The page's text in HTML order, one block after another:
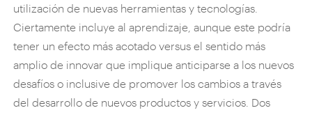
utilización de nuevas herramientas y tecnologías.
Ciertamente incluye al aprendizaje, aunque este podría
tener un efecto más acotado versus el sentido más
amplio de innovar que implique anticiparse a los nuevos
desafíos o inclusive de promover los cambios a través
del desarrollo de nuevos productos y servicios. Dos